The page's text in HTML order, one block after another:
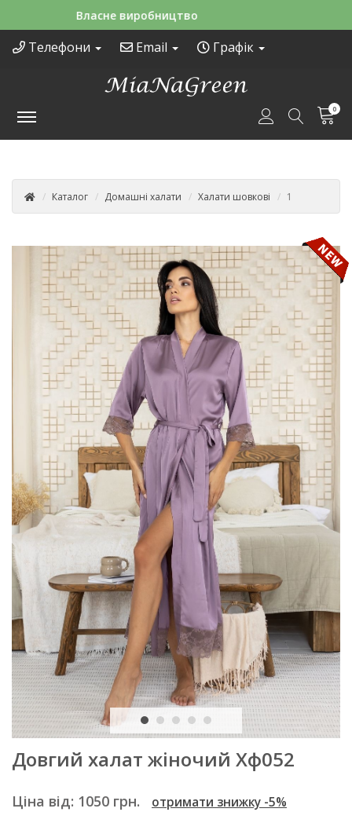
Зручні способи оплати
Телефони Email Графік
0
Каталог Домашні халати Халати шовкові 1
Довгий халат жіночий Хф052
Ціна від: 1050 грн. отримати знижку -5%